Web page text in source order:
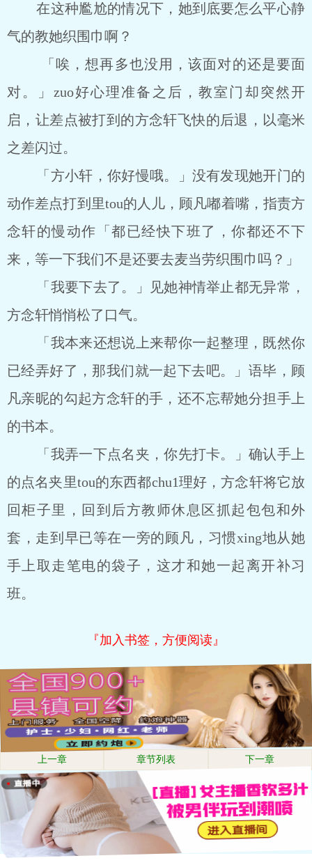
在这种尷尬的情况下，她到底要怎么平心静
气的教她织围巾啊？
「唉，想再多也没用，该面对的还是要面
对。」zuo好心理准备之后，教室门却突然开
启，让差点被打到的方念轩飞快的后退，以毫米
之差闪过。
「方小轩，你好慢哦。」没有发现她开门的
动作差点打到里tou的人儿，顾凡嘟着嘴，指责方
念轩的慢动作「都已经快下班了，你都还不下
来，等一下我们不是还要去麦当劳织围巾吗？」
「我要下去了。」见她神情举止都无异常，
方念轩悄悄松了口气。
「我本来还想说上来帮你一起整理，既然你
已经弄好了，那我们就一起下去吧。」语毕，顾
凡亲昵的勾起方念轩的手，还不忘帮她分担手上
的书本。
「我弄一下点名夹，你先打卡。」确认手上
的点名夹里tou的东西都chu1理好，方念轩将它放
回柜子里，回到后方教师休息区抓起包包和外
套，走到早已等在一旁的顾凡，习惯xing地从她
手上取走笔电的袋子，这才和她一起离开补习
班。
『加入书签，方便阅读』
上一章 章节列表 下一章